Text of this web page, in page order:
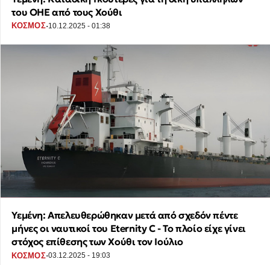
του ΟΗΕ από τους Χούθι
ΚΟΣΜΟΣ·10.12.2025 - 01:38
Υεμένη: Απελευθερώθηκαν μετά από σχεδόν πέντε
μήνες οι ναυτικοί του Eternity C - Το πλοίο είχε γίνει
στόχος επίθεσης των Χούθι τον Ιούλιο
ΚΟΣΜΟΣ·03.12.2025 - 19:03